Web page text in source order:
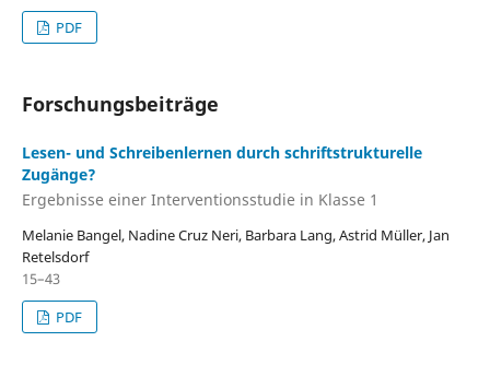
PDF
Forschungsbeiträge
Lesen- und Schreibenlernen durch schriftstrukturelle
Zugänge?
Ergebnisse einer Interventionsstudie in Klasse 1
Melanie Bangel, Nadine Cruz Neri, Barbara Lang, Astrid Müller, Jan
Retelsdorf
15–43
PDF